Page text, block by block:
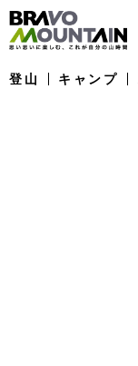
登山 キャンプ